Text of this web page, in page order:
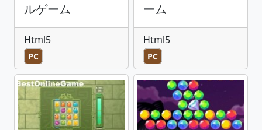
ルゲーム
Html5
PC
ーム
Html5
PC